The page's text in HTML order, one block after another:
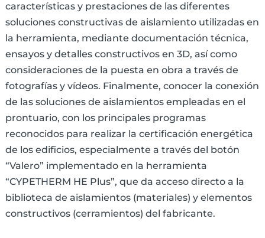
características y prestaciones de las diferentes
soluciones constructivas de aislamiento utilizadas en
la herramienta, mediante documentación técnica,
ensayos y detalles constructivos en 3D, así como
consideraciones de la puesta en obra a través de
fotografías y vídeos. Finalmente, conocer la conexión
de las soluciones de aislamientos empleadas en el
prontuario, con los principales programas
reconocidos para realizar la certificación energética
de los edificios, especialmente a través del botón
“Valero” implementado en la herramienta
“CYPETHERM HE Plus”, que da acceso directo a la
biblioteca de aislamientos (materiales) y elementos
constructivos (cerramientos) del fabricante.